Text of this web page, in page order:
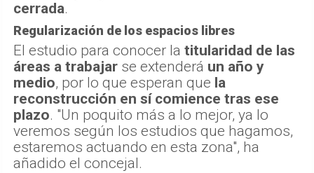
cerrada.
Regularización de los espacios libres
El estudio para conocer la titularidad de las
áreas a trabajar se extenderá un año y
medio, por lo que esperan que la
reconstrucción en sí comience tras ese
plazo. "Un poquito más a lo mejor, ya lo
veremos según los estudios que hagamos,
estaremos actuando en esta zona", ha
añadido el concejal.